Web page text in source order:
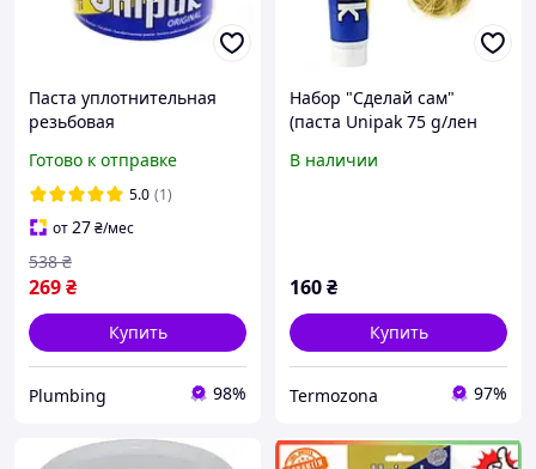
Паста уплотнительная
резьбовая
уплотнения резьбовых
соединений Unipak 360г
Готово к отправке
5.0 (1)
от27₴/мес
269₴
538 ₴
Купить
Plumbing 98%
Набор "Сделай сам"
(паста Unipak 75 g/лен
В наличии
160₴
Купить
Termozona 97%